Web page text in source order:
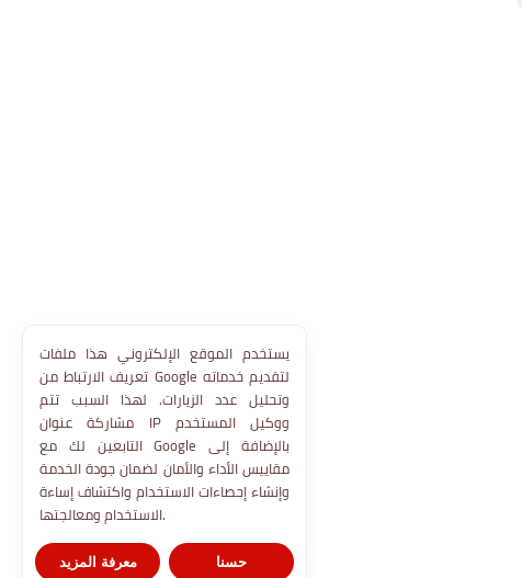
يستخدم الموقع الإلكتروني هذا ملفات
تعريف الارتباط من Google لتقديم خدماته
وتحليل عدد الزيارات. لهذا السبب تتم
مشاركة عنوان IP ووكيل المستخدم
التابعين لك مع Google بالإضافة إلى
مقاييس الأداء والأمان لضمان جودة الخدمة
وإنشاء إحصاءات الاستخدام واكتشاف إساءة
الاستخدام ومعالجتها.
معرفة المزيد حسنا